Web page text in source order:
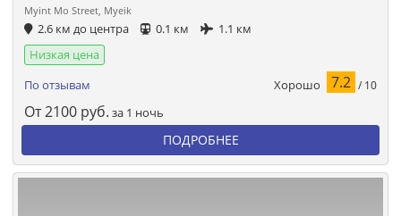
Myint Mo Street, Myeik
2.6 км до центра 0.1 км
1.1 км
Низкая цена
По отзывам
Хорошо 7.2 / 10
От2100 руб. за 1 ночь
ПОДРОБНЕЕ